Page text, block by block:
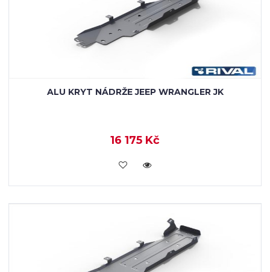
ALU KRYT NÁDRŽE JEEP WRANGLER JK
16 175 Kč
KOUPIT